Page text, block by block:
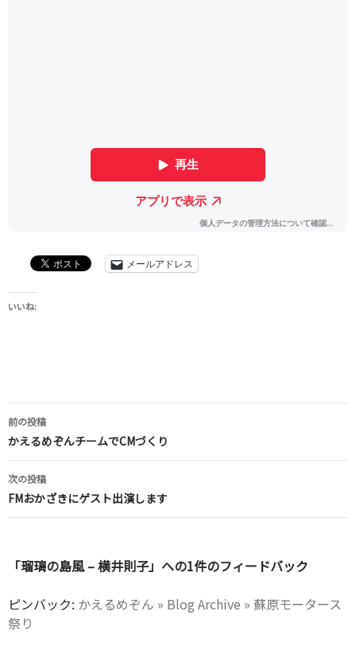
メールアドレス
いいね:
投
稿
ナ
ビ
ゲ
ー
シ
ョ
ン
前の投稿
かえるめぞんチームでCMづくり
次の投稿
FMおかざきにゲスト出演します
「瑠璃の島風 – 横井則子」への1件のフィードバック
ピンバック: かえるめぞん » Blog Archive » 蘇原モータース
祭り